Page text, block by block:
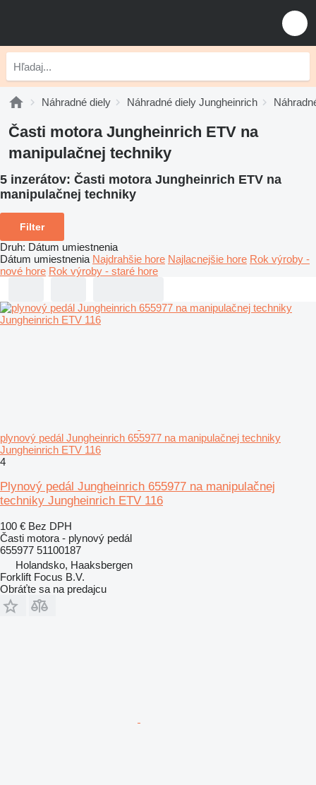
Náhradné diely Náhradné diely Jungheinrich
Časti motora Jungheinrich ETV na
manipulačnej techniky
5 inzerátov: Časti motora Jungheinrich ETV na
manipulačnej techniky
Filter
Druh: Dátum umiestnenia
Dátum umiestnenia Najdrahšie hore Najlacnejšie hore Rok výroby -
nové hore Rok výroby - staré hore
plynový pedál Jungheinrich 655977 na manipulačnej techniky
Jungheinrich ETV 116
4
Plynový pedál Jungheinrich 655977 na manipulačnej
techniky Jungheinrich ETV 116
100 € Bez DPH
Časti motora - plynový pedál
655977 51100187
Holandsko, Haaksbergen
Forklift Focus B.V.
Obráťte sa na predajcu